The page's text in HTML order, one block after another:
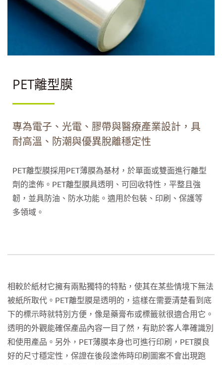
PET離型膜
專為電子、光電、膠帶與醫療產業設計，具
耐高溫、防潮與優異脫離穩定性
PET離型膜採用PET薄膜為基材，於單面或雙面進行離型
劑的塗佈。PET離型膜具透明、可回收特性，平整且強
韌，並具防油、防水功能。適用於包裝、印刷、保護等
多領域。
相較於紙材它擁有兩點獨特的特點，使其在某些情境下無法
被紙所取代。PET離型膜是透明的，這樣在需要清楚看到底
下的標示時就特別方便，像是藥膏布或標籤就很適合用它。
透明的外觀能確保產品內容一目了然，有助於客人準確識別
和使用產品。另外，PET薄膜本身也可進行印刷，PET膜良
好的尺寸穩定性，保證在後段塗佈時印刷圖案不會出現跑